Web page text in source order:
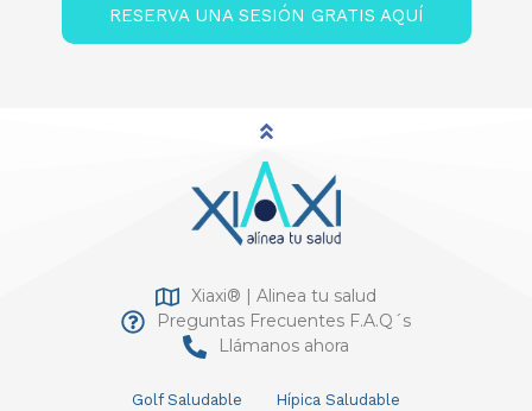
RESERVA UNA SESIÓN GRATIS AQUÍ
Xiaxi® | Alinea tu salud
Preguntas Frecuentes F.A.Q´s
Llámanos ahora
Golf Saludable
Hípica Saludable